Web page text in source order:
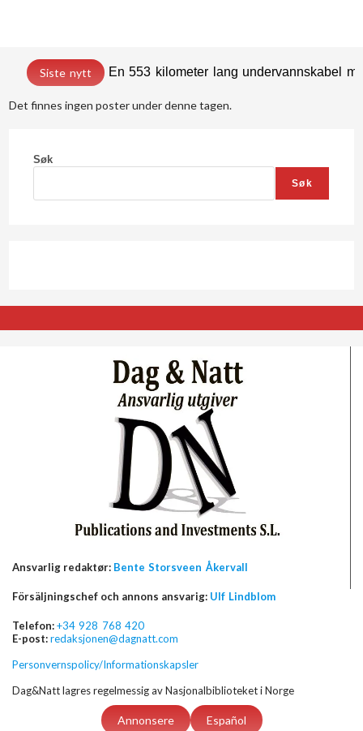
Siste nytt En 553 kilometer lang undervannskabel
Det finnes ingen poster under denne tagen.
Søk
Søk
Ansvarlig redaktør: Bente Storsveen Åkervall
Försäljningschef och annons ansvarig: Ulf Lindblom
Telefon:+34 928 768 420
E-post:redaksjonen@dagnatt.com
Personvernspolicy/Informationskapsler
Dag&Natt lagres regelmessig av Nasjonalbiblioteket i Norge
Annonsere Español